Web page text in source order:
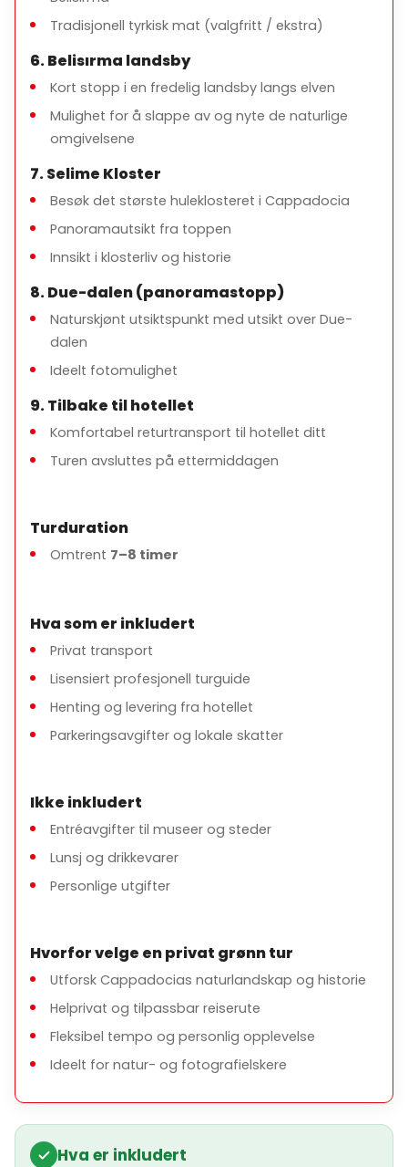
Hvem er denne turen for?
Familier og private grupper
Reisende som søker en avslappet og naturskjønn
opplevelse
Viktige notater
Moderat gåing kreves, spesielt i Ihlara-dalen
Reiseruten kan tilpasses etter forespørsel
Tradisjonell tyrkisk mat (valgfritt / ekstra)
6. Belisırma landsby
Kort stopp i en fredelig landsby langs elven
Mulighet for å slappe av og nyte de naturlige
omgivelsene
7. Selime Kloster
Besøk det største huleklosteret i Cappadocia
Panoramautsikt fra toppen
Innsikt i klosterliv og historie
8. Due-dalen (panoramastopp)
Naturskjønt utsiktspunkt med utsikt over Due-
dalen
Ideelt fotomulighet
9. Tilbake til hotellet
Komfortabel returtransport til hotellet ditt
Turen avsluttes på ettermiddagen
Turduration
Omtrent 7–8 timer
Hva som er inkludert
Privat transport
Lisensiert profesjonell turguide
Henting og levering fra hotellet
Parkeringsavgifter og lokale skatter
Ikke inkludert
Entréavgifter til museer og steder
Lunsj og drikkevarer
Personlige utgifter
Hvorfor velge en privat grønn tur
Utforsk Cappadocias naturlandskap og historie
Helprivat og tilpassbar reiserute
Fleksibel tempo og personlig opplevelse
Ideelt for natur- og fotografielskere
Hva er inkludert